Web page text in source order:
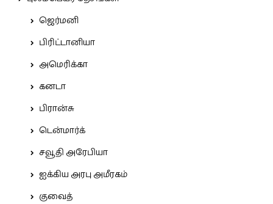
ஜெர்மனி
பிரிட்டானியா
அமெரிக்கா
கனடா
பிரான்சு
டென்மார்க்
சவூதி அரேபியா
ஐக்கிய அரபு அமீரகம்
குவைத்